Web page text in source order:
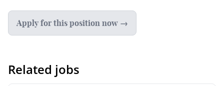
Apply for this position now →
Related jobs